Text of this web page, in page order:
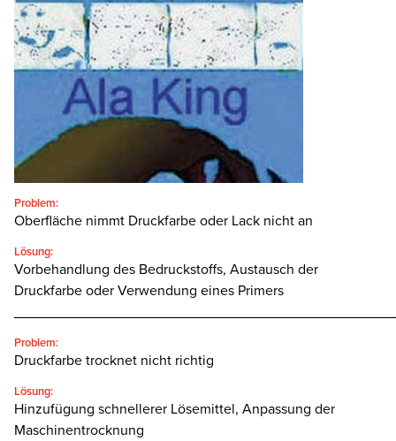
Problem:
Oberfläche nimmt Druckfarbe oder Lack nicht an
Lösung:
Vorbehandlung des Bedruckstoffs, Austausch der
Druckfarbe oder Verwendung eines Primers
Problem:
Druckfarbe trocknet nicht richtig
Lösung:
Hinzufügung schnellerer Lösemittel, Anpassung der
Maschinentrocknung